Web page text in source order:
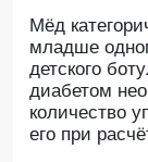
Мёд
младше
детского
диабетом
количество
его при